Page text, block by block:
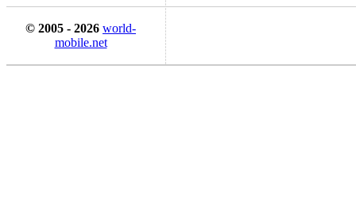
© 2005 - 2026 world-
mobile.net